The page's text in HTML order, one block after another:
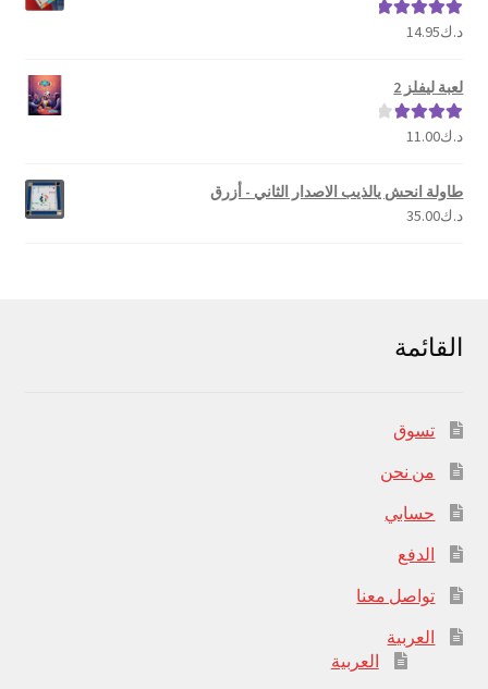
تم التقييم
د.ك14.95
لعبة ليفلز 2
تم التقييم
د.ك11.00
طاولة انحش يالذيب الاصدار الثاني - أزرق
د.ك35.00
القائمة
تسوق
من نحن
حسابي
الدفع
تواصل معنا
العربية
العربية